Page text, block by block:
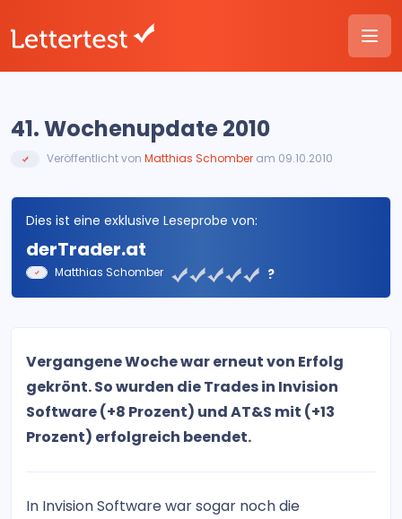
41. Wochenupdate 2010
Veröffentlicht von Matthias Schomber am 09.10.2010
Dies ist eine exklusive Leseprobe von:
derTrader.at
Matthias Schomber ?
Vergangene Woche war erneut von Erfolg
gekrönt. So wurden die Trades in Invision
Software (+8 Prozent) und AT&S mit (+13
Prozent) erfolgreich beendet.
In Invision Software war sogar noch die